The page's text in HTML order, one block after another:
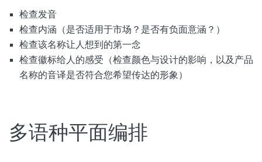
检查发音
检查内涵（是否适用于市场？是否有负面意涵？）
检查该名称让人想到的第一念
检查徽标给人的感受（检查颜色与设计的影响，以及产品
名称的音译是否符合您希望传达的形象）
多语种平面编排